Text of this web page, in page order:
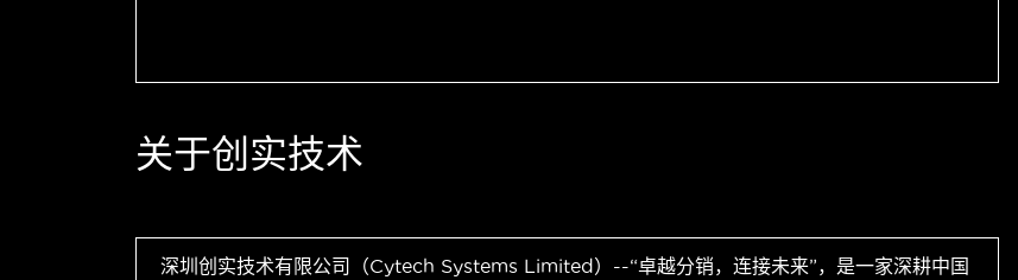
关于创实技术
深圳创实技术有限公司（Cytech Systems Limited）--“卓越分销，连接未来”，是一家深耕中国